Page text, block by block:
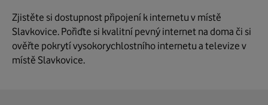
Zjistěte si dostupnost připojení k internetu v místě
Slavkovice. Pořiďte si kvalitní pevný internet na doma či si
ověřte pokrytí vysokorychlostního internetu a televize v
místě Slavkovice.